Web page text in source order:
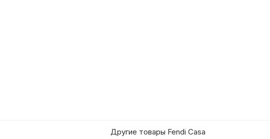
Другие товары Fendi Casa